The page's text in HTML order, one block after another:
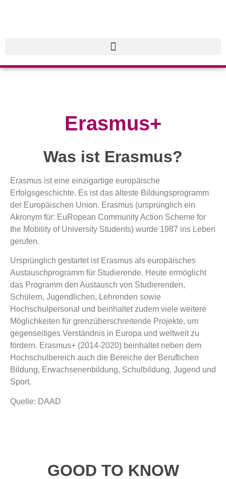
Erasmus+
Was ist Erasmus?
Erasmus ist eine einzigartige europäische
Erfolgsgeschichte. Es ist das älteste Bildungsprogramm
der Europäischen Union. Erasmus (ursprünglich ein
Akronym für: EuRopean Community Action Scheme for
the Mobility of University Students) wurde 1987 ins Leben
gerufen.
Ursprünglich gestartet ist Erasmus als europäisches
Austauschprogramm für Studierende. Heute ermöglicht
das Programm den Austausch von Studierenden,
Schülern, Jugendlichen, Lehrenden sowie
Hochschulpersonal und beinhaltet zudem viele weitere
Möglichkeiten für grenzüberschreitende Projekte, um
gegenseitiges Verständnis in Europa und weltweit zu
fördern. Erasmus+ (2014-2020) beinhaltet neben dem
Hochschulbereich auch die Bereiche der Beruflichen
Bildung, Erwachsenenbildung, Schulbildung, Jugend und
Sport.
Quelle: DAAD
GOOD TO KNOW